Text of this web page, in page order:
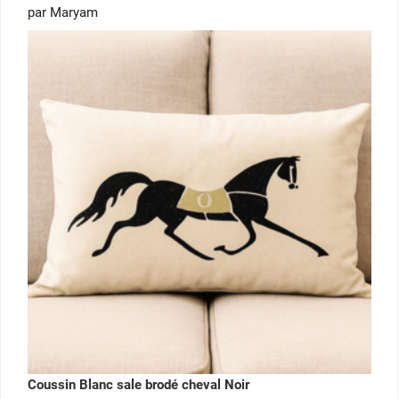
Note
sur 5
par Maryam
Coussin Blanc sale brodé cheval Noir